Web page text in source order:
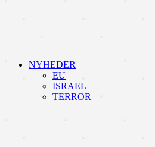
NYHEDER
EU
ISRAEL
TERROR